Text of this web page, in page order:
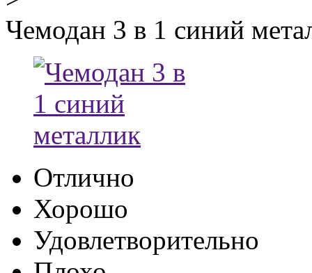
Чемодан 3 в 1 синий
Отлично
Хорошо
Удовлетворительно